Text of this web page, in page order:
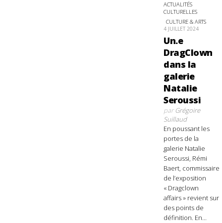
ACTUALITÉS
CULTURELLES
CULTURE & ARTS
4 JUILLET 2024
Un.e
DragClown
dans la
galerie
Natalie
Seroussi
parGrégoire
Suillaud
En poussant les
portes de la
galerie Natalie
Seroussi, Rémi
Baert, commissaire
de l’exposition
« Dragclown
affairs » revient sur
des points de
définition. En...